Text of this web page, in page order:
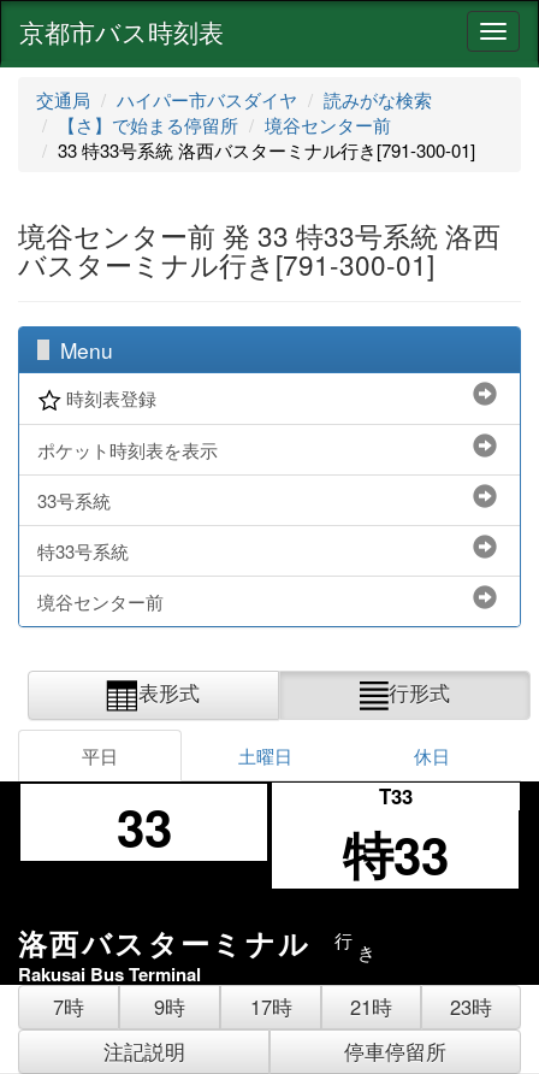
ナ
ビ
京都市バス時刻表
交通局 ハイパー市バスダイヤ
読みがな検索
【さ】で始まる停留所
境谷センター前
33 特33号系統 洛西バスターミナル行き[791-300-01]
境谷センター前 発 33 特33号系統 洛西
バスターミナル行き[791-300-01]
Menu
時刻表登録
ポケット時刻表を表示
33号系統
特33号系統
境谷センター前
表形式 行形式
平日 土曜日 休日
33 T33
特33
洛西バスターミナル 行 き
Rakusai Bus Terminal
7時 9時 17時 21時
23時
注記説明
停車停留所